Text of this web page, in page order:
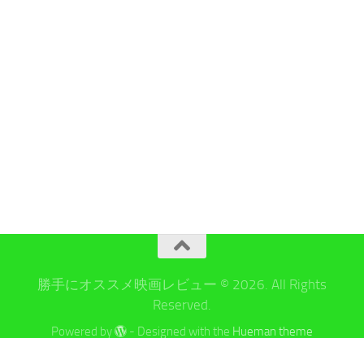
勝手にオススメ映画レビュー © 2026. All Rights
Reserved.
Powered by - Designed with the Hueman theme